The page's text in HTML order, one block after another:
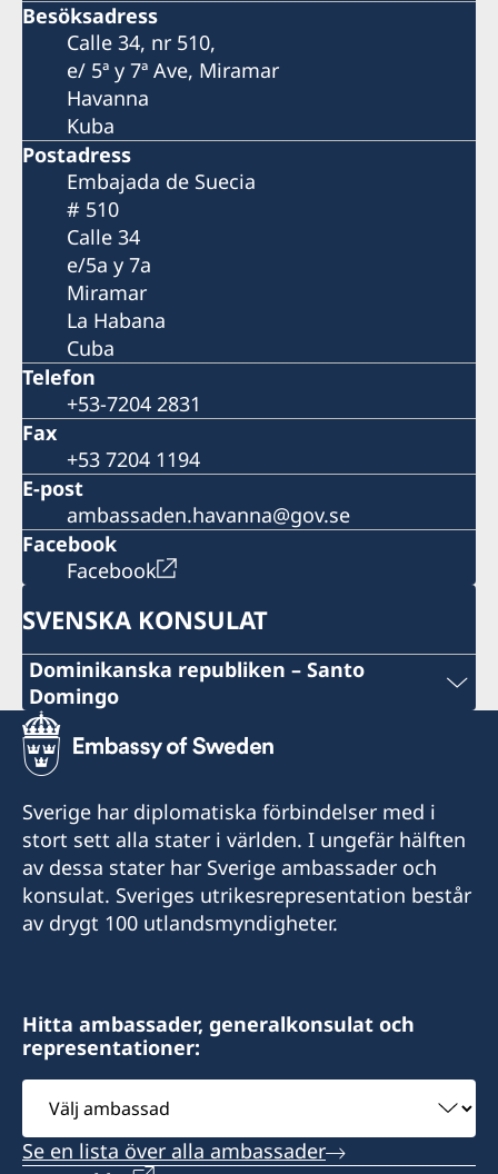
Besöksadress
Calle 34, nr 510,
e/ 5ª y 7ª Ave, Miramar
Havanna
Kuba
Postadress
Embajada de Suecia
# 510
Calle 34
e/5a y 7a
Miramar
La Habana
Cuba
Telefon
+53-7204 2831
Fax
+53 7204 1194
E-post
ambassaden.havanna@gov.se
Facebook
Facebook
SVENSKA KONSULAT
Dominikanska republiken – Santo
Domingo
E-post
consuladosueciard@core.net.do
John F. Kennedy 604, Plaza Compostela Suite 6-
i-1, Ensanche Paraiso, C.P.11202
Öppettider:
måndag - fredag 10.00-12.00 genom
Konsulat med bemyndigande att utfärda
provisoriska pass. Betalning av konsulär avgift
sker kontant.
Konsulärt distrikt: Dominikanska Republiken
Sverige har diplomatiska förbindelser med i
stort sett alla stater i världen. I ungefär hälften
av dessa stater har Sverige ambassader och
konsulat. Sveriges utrikesrepresentation består
av drygt 100 utlandsmyndigheter.
Hitta ambassader, generalkonsulat och
representationer:
ambassad
Se en lista över alla ambassader